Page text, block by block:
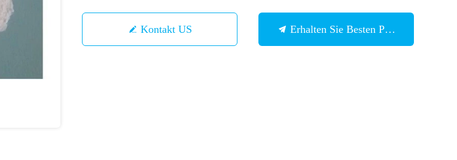
Kontakt US Erhalten Sie Besten Preis